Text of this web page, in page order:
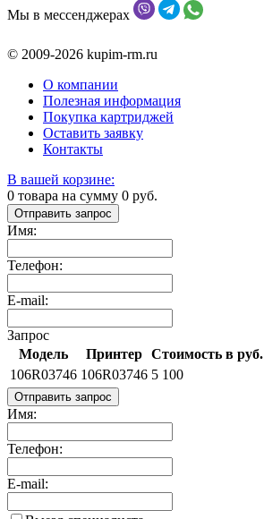
Мы в мессенджерах
© 2009-2026 kupim-rm.ru
О компании
Полезная информация
Покупка картриджей
Оставить заявку
Контакты
В вашей корзине:
0 товара на сумму 0 руб.
Отправить запрос
Имя:
Телефон:
E-mail:
Запрос
Модель
Принтер Стоимость в руб.
106R03746 106R03746 5 100
Отправить запрос
Имя:
Телефон:
E-mail: